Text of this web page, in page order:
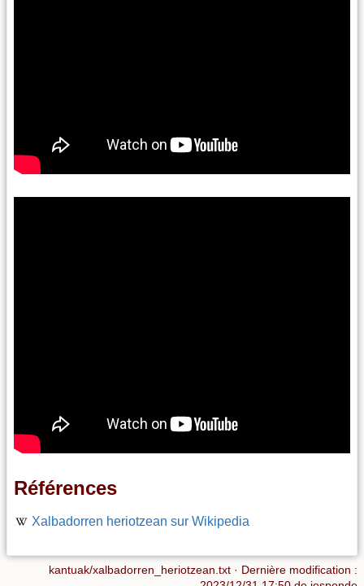
Références
Xalbadorren heriotzean sur Wikipedia
kantuak/xalbadorren_heriotzean.txt · Dernière modification :